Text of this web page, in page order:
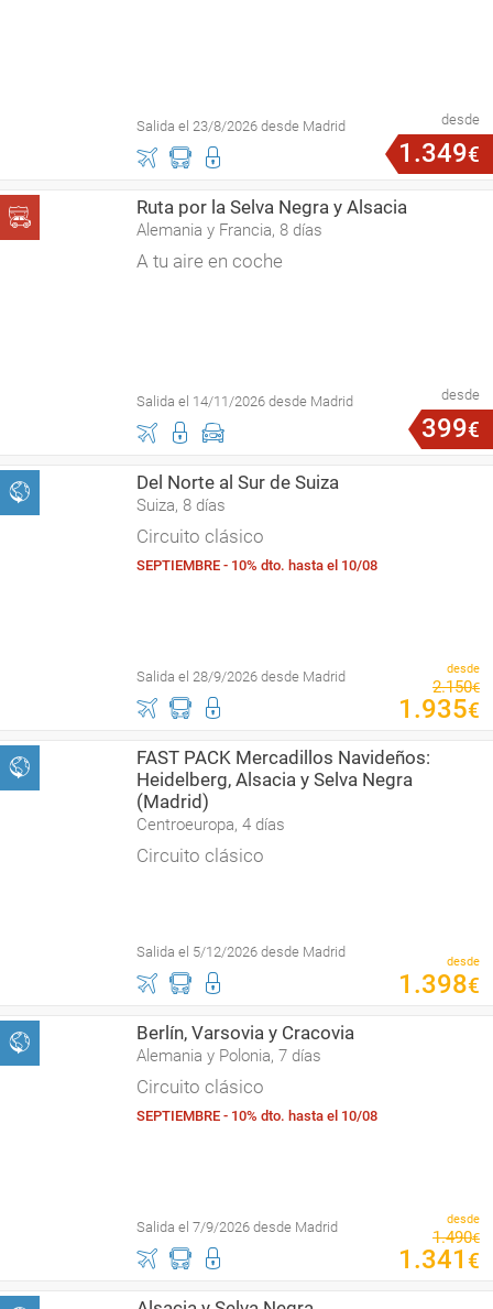
Salida el 23/8/2026 desde Madrid desde
1 .349€
Ruta por la Selva Negra y Alsacia
Alemania y Francia, 8 días
A tu aire en coche
Salida el 14/11/2026 desde Madrid desde
399€
Del Norte al Sur de Suiza
Suiza, 8 días
Circuito clásico
SEPTIEMBRE - 10% dto. hasta el 10/08
Salida el 28/9/2026 desde Madrid desde
2.150€
1 .935€
FAST PACK Mercadillos Navideños:
Heidelberg, Alsacia y Selva Negra
(Madrid)
Centroeuropa, 4 días
Circuito clásico
Salida el 5/12/2026 desde Madrid
desde
1 .398€
Berlín, Varsovia y Cracovia
Alemania y Polonia, 7 días
Circuito clásico
SEPTIEMBRE - 10% dto. hasta el 10/08
Salida el 7/9/2026 desde Madrid desde
1.490€
1 .341 €